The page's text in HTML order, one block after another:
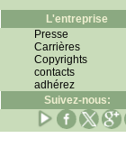
L'entreprise
Presse
Carrières
Copyrights
contacts
adhérez
Suivez-nous: